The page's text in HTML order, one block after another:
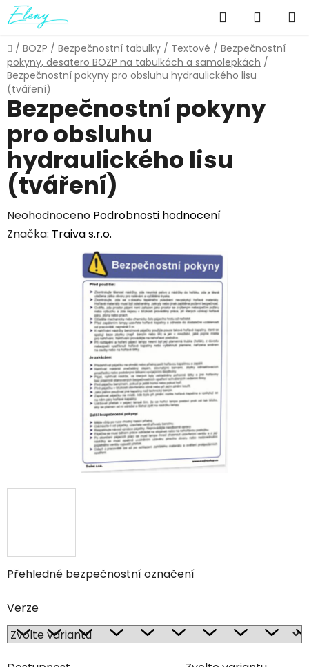
Přejít
na
obsah
Hledat
KOŠÍK
Domů
/ BOZP / Bezpečnostní tabulky / Textové / Bezpečnostní
pokyny, desatero BOZP na tabulkách a samolepkách /
Bezpečnostní pokyny pro obsluhu hydraulického lisu
(tváření)
Přehledné bezpečnostní označení
Verze
Bezpečnostní pokyny
pro obsluhu
hydraulického lisu
(tváření)
Průměrné
hodnocení
Neohodnoceno Podrobnosti hodnocení
Značka: Traiva s.r.o.